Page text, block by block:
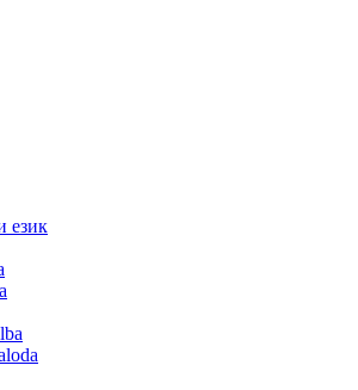
език